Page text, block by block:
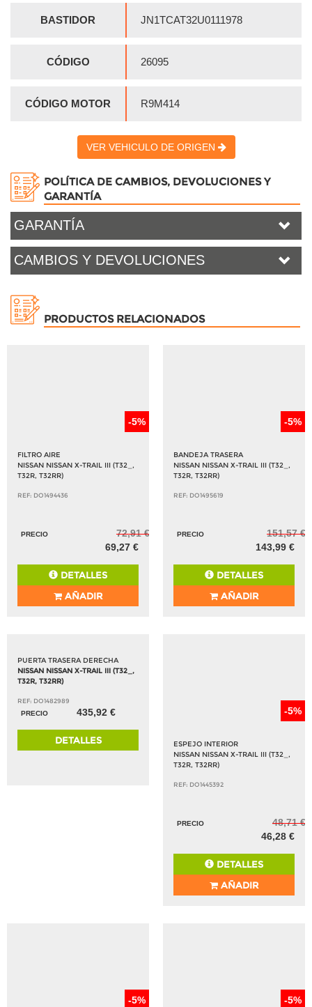
BASTIDOR JN1TCAT32U0111978
CÓDIGO 26095
CÓDIGO MOTOR R9M414
VER VEHICULO DE ORIGEN
POLÍTICA DE CAMBIOS, DEVOLUCIONES Y
GARANTÍA
GARANTÍA
CAMBIOS Y DEVOLUCIONES
PRODUCTOS RELACIONADOS
-5%
FILTRO AIRE
NISSAN NISSAN X-TRAIL III (T32_,
T32R, T32RR)
REF: DO1494436
PRECIO
72,91 €
69,27 €
DETALLES
AÑADIR
-5%
BANDEJA TRASERA
NISSAN NISSAN X-TRAIL III (T32_,
T32R, T32RR)
REF: DO1495619
PRECIO
151,57 €
143,99 €
DETALLES
AÑADIR
PUERTA TRASERA DERECHA
NISSAN NISSAN X-TRAIL III (T32_,
T32R, T32RR)
REF: DO1482989
PRECIO
435,92 €
DETALLES
-5%
ESPEJO INTERIOR
NISSAN NISSAN X-TRAIL III (T32_,
T32R, T32RR)
REF: DO1445392
PRECIO
48,71 €
46,28 €
DETALLES
AÑADIR
-5% -5%